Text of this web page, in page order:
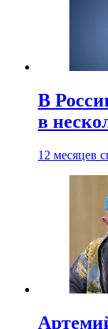
В
в
12 месяцев